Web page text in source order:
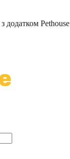
додатком Pethouse